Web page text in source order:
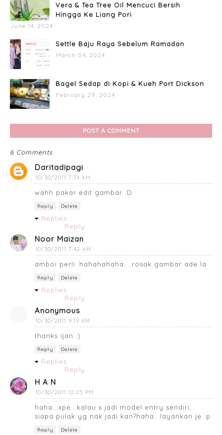
Vera & Tea Tree Oil Mencuci Bersih
Hingga Ke Liang Pori
June 14, 2024
Settle Baju Raya Sebelum Ramadan
March 04, 2024
Bagel Sedap di Kopi & Kueh Port Dickson
February 29, 2024
POST A COMMENT
6 Comments
Daritadipagi
10/30/2011 7:34 AM
wahh pakar edit gambar :D
Reply Delete
Replies
Reply
Noor Maizan
10/30/2011 7:42 AM
amboi perli..hahahahaha....rosak gambar ade la
Reply Delete
Replies
Reply
Anonymous
10/30/2011 9:19 AM
thanks ijan :)
Reply Delete
Replies
Reply
H A N
10/30/2011 12:25 PM
haha...xpe...kalau x jadi model entry sendiri,
siapa pulak yg nak jadi kan?haha...layankan je :p
Reply Delete